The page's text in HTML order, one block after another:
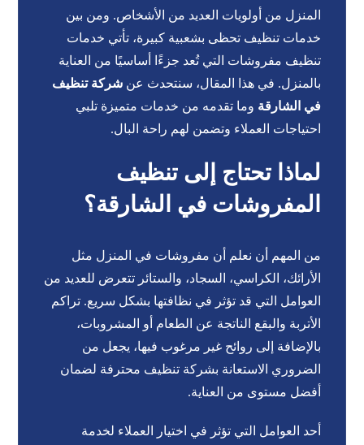
المنزل من أولويات العديد من الأشخاص. ومن بين
خدمات تنظيف تحظى بشعبية كبيرة، تأتي خدمات
تنظيف مفروشات التي تُعد جزءًا أساسيًا من العناية
بالمنزل. في هذا المقال، سنتحدث عنشركة تنظيف
في الشارقة وما تقدمه من خدمات متميزة تلبي
احتياجات العملاء وتضمن لهم راحة البال.
لماذا تحتاج إلى تنظيف
المفروشات في الشارقة؟
من المهم أن نعلم أن مفروشات في المنزل مثل
الأرائك، الكراسي، السجاد، والستائر تتعرض للعديد من
العوامل التي قد تؤثر في نظافتها بشكل سريع. تراكم
الأتربة والبقع الناتجة عن الطعام أو المشروبات،
بالإضافة إلى روائح غير مرغوب فيها، يجعل من
الضروري الاستعانة بشركة تنظيف محترفة لضمان
أفضل مستوى من العناية.
أحد العوامل التي تؤثر في اختيار العملاء لخدمة